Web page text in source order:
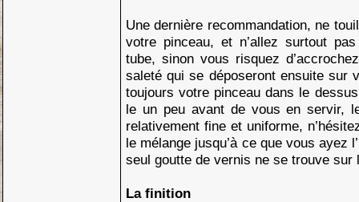
Une dernière recommandation, ne
votre pinceau, et n’allez surtout
tube, sinon vous risquez
saleté qui se déposeront ensuite sur
toujours votre pinceau dans le
le un peu avant de vous en servir,
relativement fine et uniforme,
le mélange jusqu’à ce que vous ayez
seul goutte de vernis ne se trouve sur
La finition